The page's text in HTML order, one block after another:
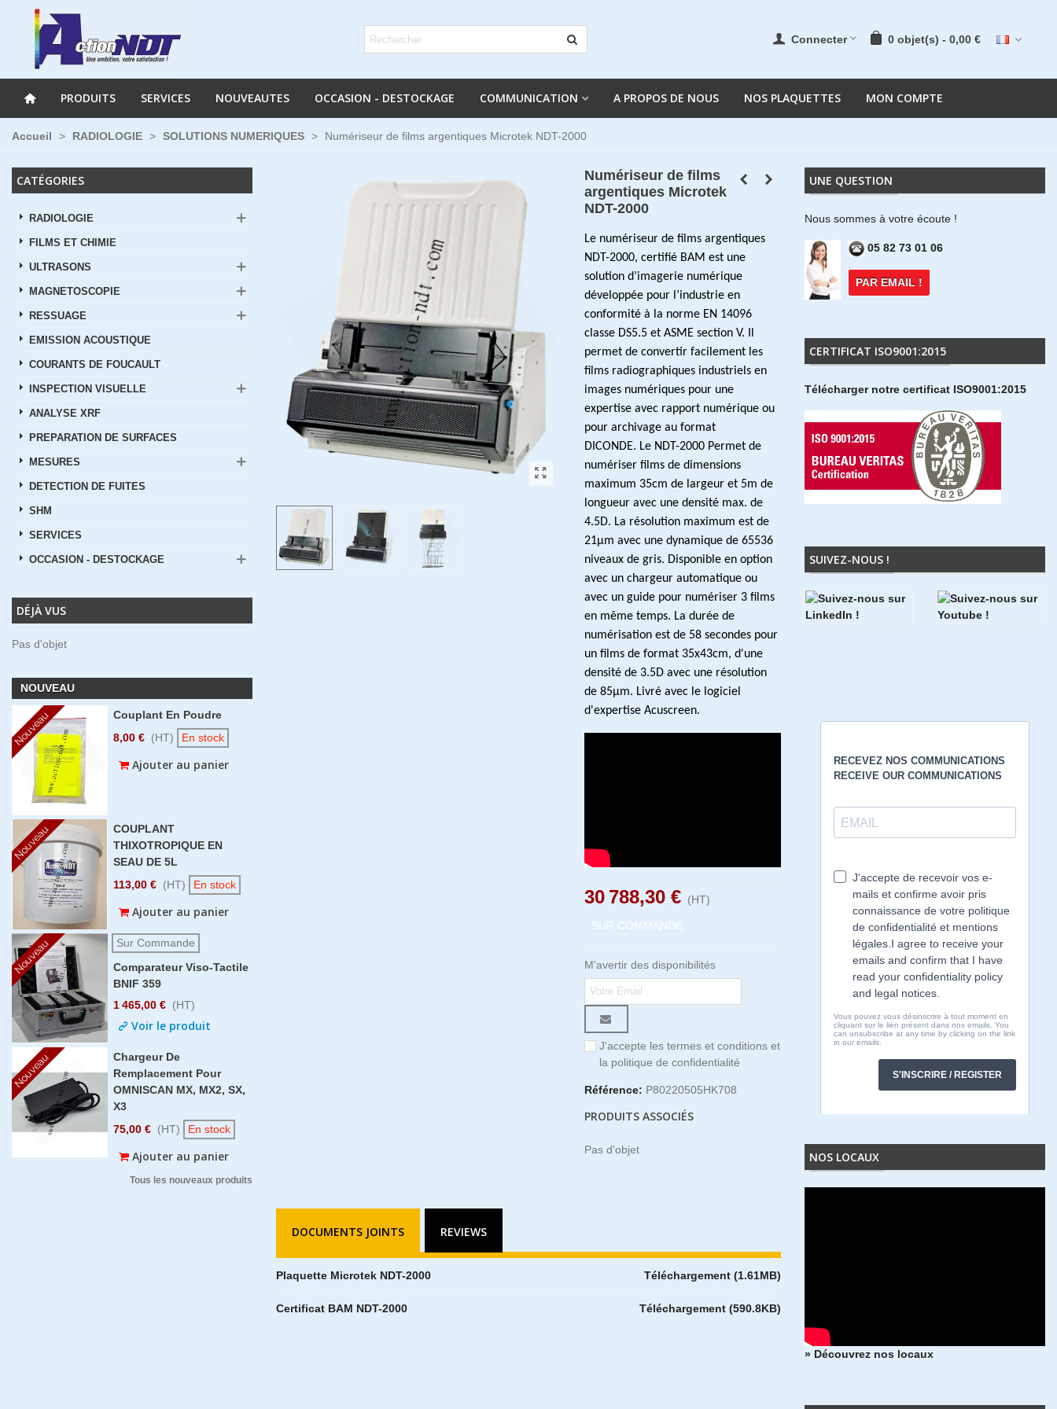
Connecter 0 objet(s) - 0,00 €
PRODUITS SERVICES NOUVEAUTES OCCASION - DESTOCKAGE COMMUNICATION A PROPOS DE NOUS NOS PLAQUETTES MON COMPTE
Accueil > RADIOLOGIE > SOLUTIONS NUMERIQUES > Numériseur de films argentiques Microtek NDT-2000
CATÉGORIES
RADIOLOGIE
FILMS ET CHIMIE
ULTRASONS
MAGNETOSCOPIE
RESSUAGE
EMISSION ACOUSTIQUE
COURANTS DE FOUCAULT
INSPECTION VISUELLE
ANALYSE XRF
PREPARATION DE SURFACES
MESURES
DETECTION DE FUITES
SHM
SERVICES
OCCASION - DESTOCKAGE
DÉJÀ VUS
Pas d'objet
NOUVEAU
Nouveau
Couplant En Poudre
8,00 € (HT) En stock
Ajouter au panier
Nouveau
COUPLANT
THIXOTROPIQUE EN
SEAU DE 5L
113,00 € (HT) En stock
Ajouter au panier
Nouveau
Sur Commande
Comparateur Viso-Tactile
BNIF 359
1 465,00 € (HT)
Voir le produit
Nouveau
Chargeur De
Remplacement Pour
OMNISCAN MX, MX2, SX,
X3
75,00 € (HT) En stock
Ajouter au panier
Tous les nouveaux produits
UNE QUESTION
Nous sommes à votre écoute !
05 82 73 01 06
PAR EMAIL !
CERTIFICAT ISO9001:2015
Télécharger notre certificat ISO9001:2015
SUIVEZ-NOUS !
NOS LOCAUX
» Découvrez nos locaux
Numériseur de films
argentiques Microtek
NDT-2000
Le numériseur de films argentiques
NDT-2000, certifié BAM est une
solution d’imagerie numérique
développée pour l’industrie en
conformité à la norme EN 14096
classe DS5.5 et ASME section V. Il
permet de convertir facilement les
films radiographiques industriels en
images numériques pour une
expertise avec rapport numérique ou
pour archivage au format
DICONDE. Le NDT-2000 Permet de
numériser films de dimensions
maximum 35cm de largeur et 5m de
longueur avec une densité max. de
4.5D. La résolution maximum est de
21µm avec une dynamique de 65536
niveaux de gris. Disponible en option
avec un chargeur automatique ou
avec un guide pour numériser 3 films
en même temps. La durée de
numérisation est de 58 secondes pour
un films de format 35x43cm, d'une
densité de 3.5D avec une résolution
de 85µm. Livré avec le logiciel
d'expertise Acuscreen.
30 788,30 € (HT)
SUR COMMANDE
M'avertir des disponibilités
J'accepte les termes et conditions et
la politique de confidentialité
Référence: P80220505HK708
PRODUITS ASSOCIÉS
Pas d'objet
DOCUMENTS JOINTS REVIEWS
Plaquette Microtek NDT-2000 Téléchargement (1.61MB)
Certificat BAM NDT-2000 Téléchargement (590.8KB)